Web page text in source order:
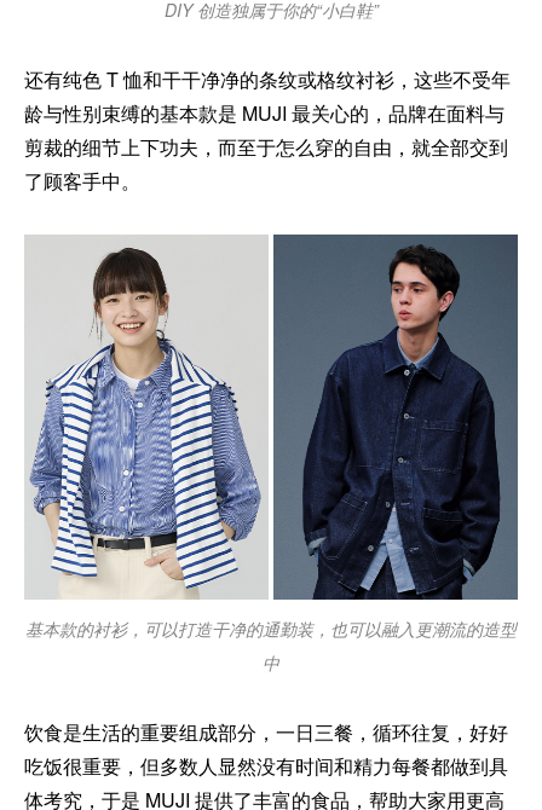
DIY 创造独属于你的“小白鞋”
还有纯色 T 恤和干干净净的条纹或格纹衬衫，这些不受年
龄与性别束缚的基本款是 MUJI 最关心的，品牌在面料与
剪裁的细节上下功夫，而至于怎么穿的自由，就全部交到
了顾客手中。
基本款的衬衫，可以打造干净的通勤装，也可以融入更潮流的造型
中
饮食是生活的重要组成部分，一日三餐，循环往复，好好
吃饭很重要，但多数人显然没有时间和精力每餐都做到具
体考究，于是 MUJI 提供了丰富的食品，帮助大家用更高